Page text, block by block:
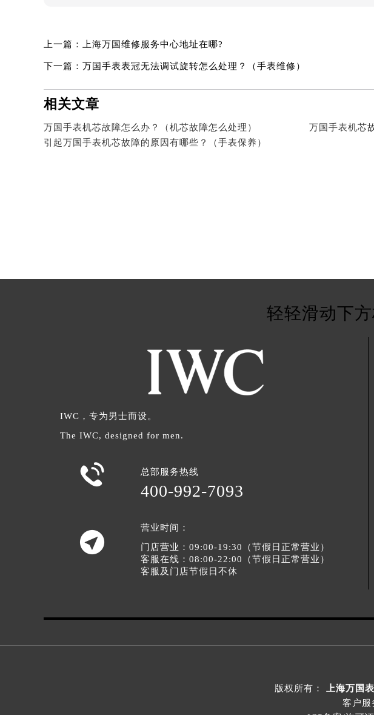
上一篇： 上海万国维修服务中心地址在哪?
下一篇： 万国手表表冠无法调试旋转怎么处理？（手表维修）
相关文章
万国手表机芯故障怎么办？（机芯故障怎么处理）
万国手表机芯
引起万国手表机芯故障的原因有哪些？（手表保养）
轻轻滑动下
IWC，专为男士而设。
The IWC, designed for men.
 总部服务热线
400-992-7093

营业时间：
门店营业：09:00-19:30（节假日正常营业）
客服在线：08:00-22:00（节假日正常营业）
客服及门店节假日不休
版权所有： 上海万国
客户服